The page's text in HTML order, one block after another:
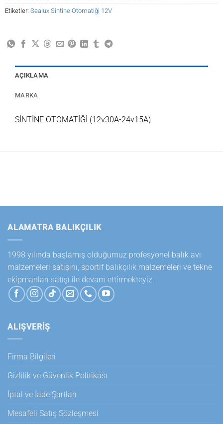
Etiketler: Sealux Sintine Otomatiği 12V
AÇIKLAMA
MARKA
SİNTİNE OTOMATİĞİ (12v30A-24v15A)
ALAMATRA BALIKÇILIK
1998 yılında başlamış olduğumuz profesyonel balık avı
malzemeleri satışını, sportif balıkçılık malzemeleri ve tekne
ekipmanları satışı ile devam ettirmekteyiz.
ALIŞVERİŞ
Firma Bilgileri
Gizlilik ve Güvenlik Politikası
İptal ve İade Şartları
Mesafeli Satış Sözleşmesi